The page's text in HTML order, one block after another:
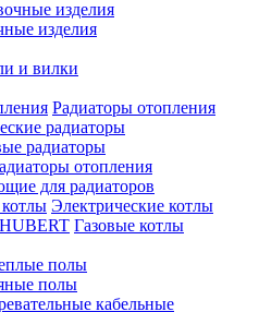
изделия
и вилки
Радиаторы отопления
радиаторы
радиаторы
отопления
для радиаторов
Электрические котлы
Газовые котлы
полы
полы
кабельные